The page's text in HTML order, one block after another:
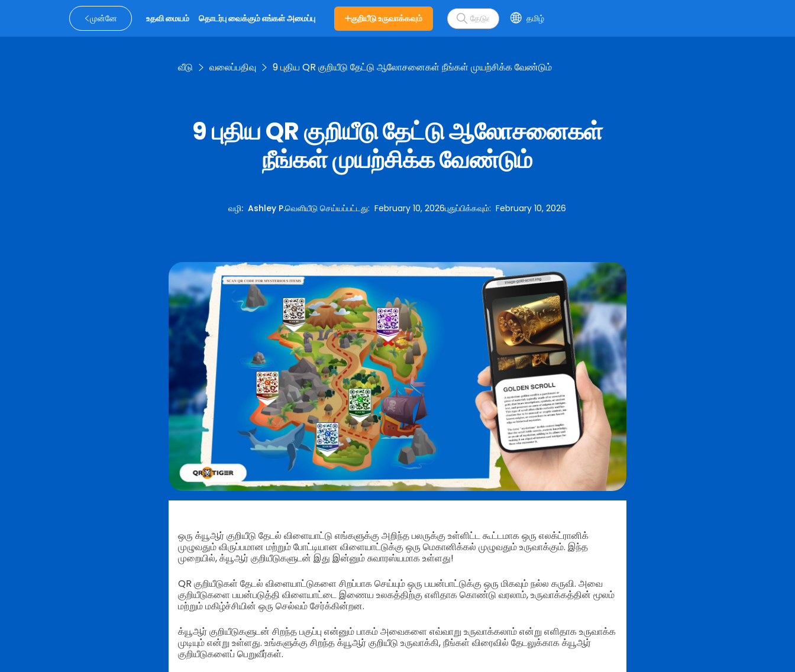
முன்னே உதவி மையம் தொடர்பு வைக்கும் எங்கள் அமைப்பு குறியீடு உருவாக்கவும் தமிழ்
வீடு வலைப்பதிவு 9 புதிய QR குறியீடு தேட்டு ஆலோசனைகள் நீங்கள் முயற்சிக்க வேண்டும்
9 புதிய QR குறியீடு தேட்டு ஆலோசனைகள்
நீங்கள் முயற்சிக்க வேண்டும்
வழி:Ashley P.வெளியீடு செய்யப்பட்டது:February 10, 2026புதுப்பிக்கவும்:February 10, 2026
ஒரு க்யூஆர் குறியீடு தேடல் விளையாட்டு எங்களுக்கு அறிந்த பலருக்கு உள்ளிட்ட கூட்டமாக ஒரு எலக்ட்ரானிக்
முழுவதும் விருப்பமான மற்றும் போட்டியான விளையாட்டுக்கு ஒரு மெகானிக்கல் முழுவதும் உருவாக்கும். இந்த
முறையில், க்யூஆர் குறியீடுகளுடன் இது இன்னும் சுவாரஸ்யமாக உள்ளது!
QR குறியீடுகள் தேடல் விளையாட்டுகளை சிறப்பாக செய்யும் ஒரு பயன்பாட்டுக்கு ஒரு மிகவும் நல்ல கருவி. அவை
குறியீடுகளை பயன்படுத்தி விளையாட்டை இணைய உலகத்திற்கு எளிதாக கொண்டு வரலாம், உருவாக்கத்தின் மூலம்
மற்றும் மகிழ்ச்சியின் ஒரு செல்வம் சேர்க்கின்றன.
க்யூஆர் குறியீடுகளுடன் சிறந்த பகுப்பு என்னும் பாகம் அவைகளை எவ்வாறு உருவாக்கலாம் என்று எளிதாக உருவாக்க
முடியும் என்று உள்ளது. உங்களுக்கு சிறந்த க்யூஆர் குறியீடு உருவாக்கி, நீங்கள் விரைவில் தேடலுக்காக க்யூஆர்
குறியீடுகளைப் பெறுவீர்கள்.